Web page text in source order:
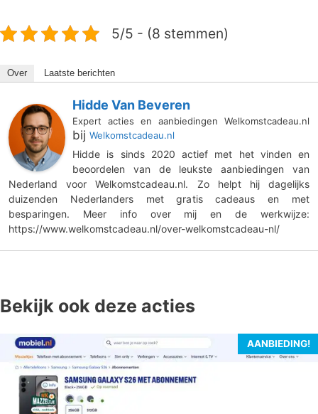
5/5 - (8 stemmen)
Over Laatste berichten
Hidde Van Beveren
Expert acties en aanbiedingen Welkomstcadeau.nl
bij Welkomstcadeau.nl
Hidde is sinds 2020 actief met het vinden en
beoordelen van de leukste aanbiedingen van
Nederland voor Welkomstcadeau.nl. Zo helpt hij dagelijks
duizenden Nederlanders met gratis cadeaus en met
besparingen. Meer info over mij en de werkwijze:
https://www.welkomstcadeau.nl/over-welkomstcadeau-nl/
Bekijk ook deze acties
AANBIEDING!